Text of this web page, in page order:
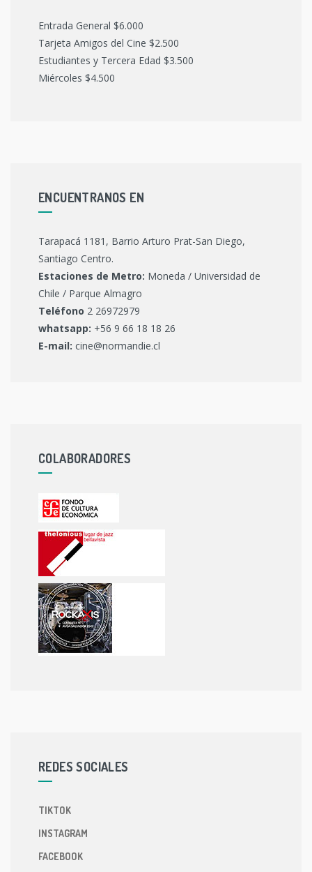
Entrada General $6.000
Tarjeta Amigos del Cine $2.500
Estudiantes y Tercera Edad $3.500
Miércoles $4.500
ENCUENTRANOS EN
Tarapacá 1181, Barrio Arturo Prat-San Diego,
Santiago Centro.
Estaciones de Metro: Moneda / Universidad de
Chile / Parque Almagro
Teléfono 2 26972979
whatsapp: +56 9 66 18 18 26
E-mail: cine@normandie.cl
COLABORADORES
REDES SOCIALES
TIKTOK
INSTAGRAM
FACEBOOK